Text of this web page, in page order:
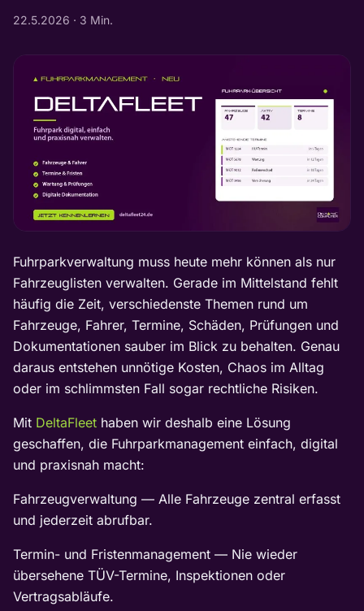
22.5.2026 · 3 Min.
Fuhrparkverwaltung muss heute mehr können als nur
Fahrzeuglisten verwalten. Gerade im Mittelstand fehlt
häufig die Zeit, verschiedenste Themen rund um
Fahrzeuge, Fahrer, Termine, Schäden, Prüfungen und
Dokumentationen sauber im Blick zu behalten. Genau
daraus entstehen unnötige Kosten, Chaos im Alltag
oder im schlimmsten Fall sogar rechtliche Risiken.
Mit DeltaFleet haben wir deshalb eine Lösung
geschaffen, die Fuhrparkmanagement einfach, digital
und praxisnah macht:
Fahrzeugverwaltung — Alle Fahrzeuge zentral erfasst
und jederzeit abrufbar.
Termin- und Fristenmanagement — Nie wieder
übersehene TÜV-Termine, Inspektionen oder
Vertragsabläufe.